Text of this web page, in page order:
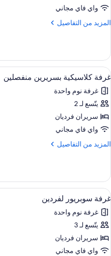
واي فاي مجاني
المزيد من التفاصيل
المزيد
غرفة
فردية
-
بشرفة
استعراض
جميع
صور
غرفة
كلاسيكية
بسريرين
منفصلين
5
غرفة كلاسيكية بسريرين منفصلين
غرفة نوم واحدة
يتّسع لـ 2
سريران فرديان
واي فاي مجاني
المزيد من التفاصيل
المزيد
غرفة
كلاسيكية
بسريرين
منفصلين
استعراض
جميع
صور
غرفة
سوبريور
لفردين
6
غرفة سوبريور لفردين
غرفة نوم واحدة
يتّسع لـ 3
سريران فرديان
واي فاي مجاني